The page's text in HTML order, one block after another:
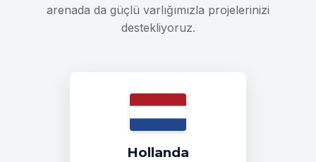
arenada da güçlü varlığımızla projelerinizi
destekliyoruz.
Hollanda